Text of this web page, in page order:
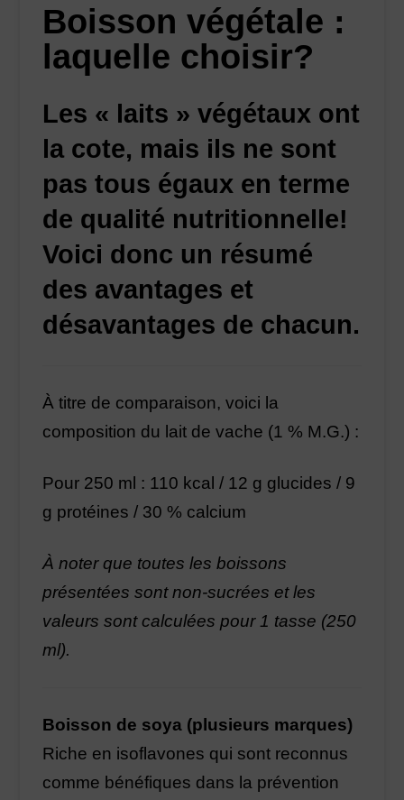
Boisson végétale :
laquelle choisir?
Les « laits » végétaux ont
la cote, mais ils ne sont
pas tous égaux en terme
de qualité nutritionnelle!
Voici donc un résumé
des avantages et
désavantages de chacun.
À titre de comparaison, voici la
composition du lait de vache (1 % M.G.) :
Pour 250 ml : 110 kcal / 12 g glucides / 9
g protéines / 30 % calcium
À noter que toutes les boissons
présentées sont non-sucrées et les
valeurs sont calculées pour 1 tasse (250
ml).
Boisson de soya (plusieurs marques)
Riche en isoflavones qui sont reconnus
comme bénéfiques dans la prévention